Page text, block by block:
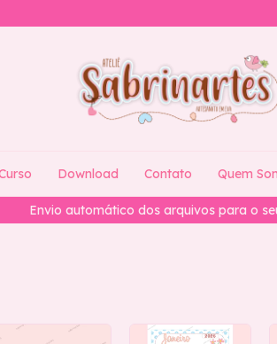
Envio automático dos arquivos para o
Download Contato Quem